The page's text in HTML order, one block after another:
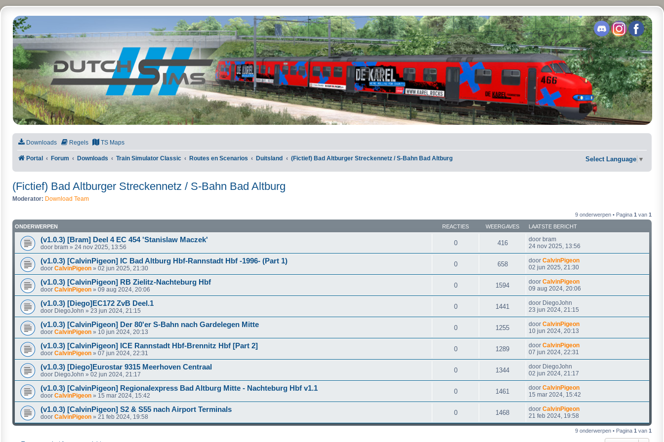
DutchSims
Downloads Regels TS Maps
Portal Forum Downloads Train Simulator Classic Routes en Scenarios Duitsland (Fictief) Bad Altburger Streckennetz / S-Bahn Bad Altburg Select Language ▼
(Fictief) Bad Altburger Streckennetz / S-Bahn Bad Altburg
Moderator: Download Team
9 onderwerpen • Pagina 1 van 1
ONDERWERPEN
REACTIES WEERGAVES LAATSTE BERICHT
(v1.0.3) [Bram] Deel 4 EC 454 'Stanislaw Maczek'
door bram » 24 nov 2025, 13:56
0 416 door bram
24 nov 2025, 13:56
(v1.0.3) [CalvinPigeon] IC Bad Altburg Hbf-Rannstadt Hbf -1996- (Part 1)
door CalvinPigeon » 02 jun 2025, 21:30
0 658 door CalvinPigeon
02 jun 2025, 21:30
(v1.0.3) [CalvinPigeon] RB Zielitz-Nachteburg Hbf
door CalvinPigeon » 09 aug 2024, 20:06
0 1594 door CalvinPigeon
09 aug 2024, 20:06
(v1.0.3) [Diego]EC172 ZvB Deel.1
door DiegoJohn » 23 jun 2024, 21:15
0 1441 door DiegoJohn
23 jun 2024, 21:15
(v1.0.3) [CalvinPigeon] Der 80'er S-Bahn nach Gardelegen Mitte
door CalvinPigeon » 10 jun 2024, 20:13
0 1255 door CalvinPigeon
10 jun 2024, 20:13
(v1.0.3) [CalvinPigeon] ICE Rannstadt Hbf-Brennitz Hbf [Part 2]
door CalvinPigeon » 07 jun 2024, 22:31
0 1289 door CalvinPigeon
07 jun 2024, 22:31
(v1.0.3) [Diego]Eurostar 9315 Meerhoven Centraal
door DiegoJohn » 02 jun 2024, 21:17
0 1344 door DiegoJohn
02 jun 2024, 21:17
(v1.0.3) [CalvinPigeon] Regionalexpress Bad Altburg Mitte - Nachteburg Hbf v1.1
door CalvinPigeon » 15 mar 2024, 15:42
0 1461 door CalvinPigeon
15 mar 2024, 15:42
(v1.0.3) [CalvinPigeon] S2 & S55 nach Airport Terminals
door CalvinPigeon » 21 feb 2024, 19:58
0 1468 door CalvinPigeon
21 feb 2024, 19:58
9 onderwerpen • Pagina 1 van 1